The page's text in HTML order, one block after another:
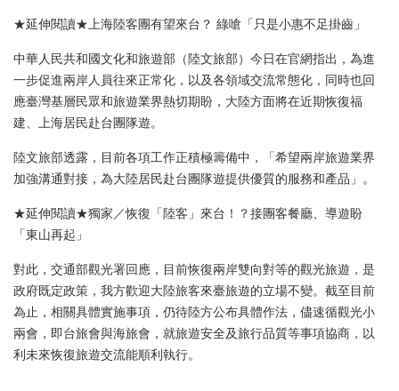
★延伸閱讀★上海陸客團有望來台？ 綠嗆「只是小惠不足掛齒」
中華人民共和國文化和旅遊部（陸文旅部）今日在官網指出，為進
一步促進兩岸人員往來正常化，以及各領域交流常態化，同時也回
應臺灣基層民眾和旅遊業界熱切期盼，大陸方面將在近期恢復福
建、上海居民赴台團隊遊。
陸文旅部透露，目前各項工作正積極籌備中，「希望兩岸旅遊業界
加強溝通對接，為大陸居民赴台團隊遊提供優質的服務和產品」。
★延伸閱讀★獨家／恢復「陸客」來台！？接團客餐廳、導遊盼
「東山再起」
對此，交通部觀光署回應，目前恢復兩岸雙向對等的觀光旅遊，是
政府既定政策，我方歡迎大陸旅客來臺旅遊的立場不變。截至目前
為止，相關具體實施事項，仍待陸方公布具體作法，儘速循觀光小
兩會，即台旅會與海旅會，就旅遊安全及旅行品質等事項協商，以
利未來恢復旅遊交流能順利執行。